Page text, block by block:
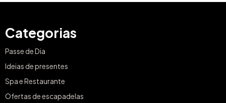
Categorias
Passe de Dia
Ideias de presentes
Spa e Restaurante
Ofertas de escapadelas